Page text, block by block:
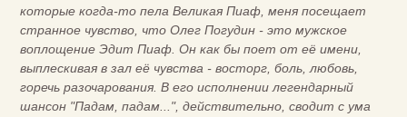
которые когда-то пела Великая Пиаф, меня посещает
странное чувство, что Олег Погудин - это мужское
воплощение Эдит Пиаф. Он как бы поет от её имени,
выплескивая в зал её чувства - восторг, боль, любовь,
горечь разочарования. В его исполнении легендарный
шансон "Падам, падам...", действительно, сводит с ума